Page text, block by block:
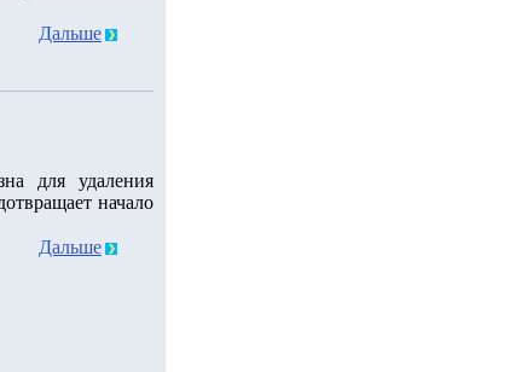
Дальше
для удаления
начало
Дальше